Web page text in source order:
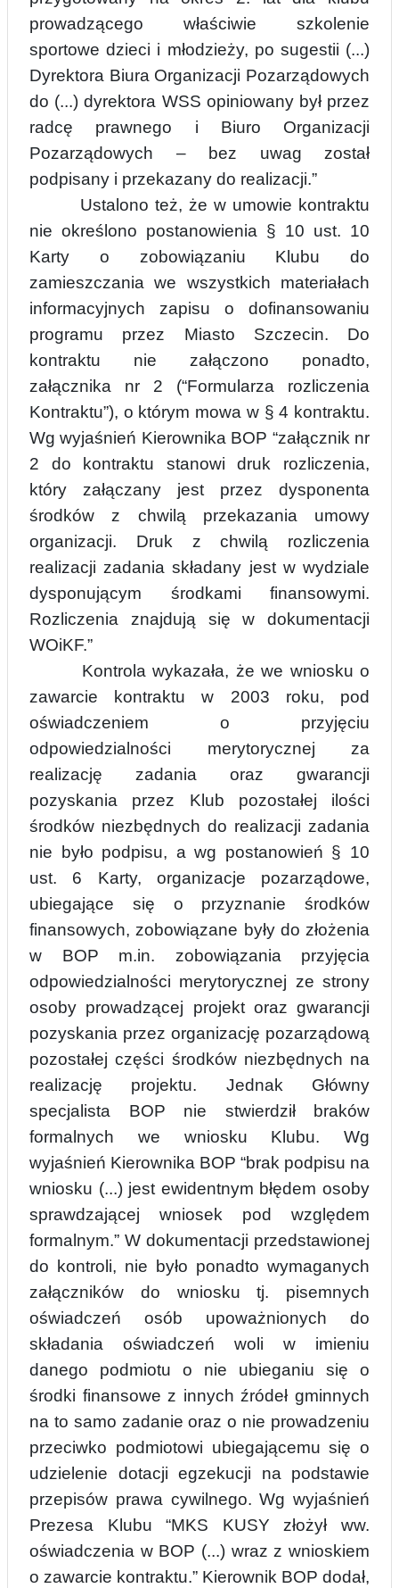
prowadzącego właściwie szkolenie
sportowe dzieci i młodzieży, po sugestii (...)
Dyrektora Biura Organizacji Pozarządowych
do (...) dyrektora WSS opiniowany był przez
radcę prawnego i Biuro Organizacji
Pozarządowych – bez uwag został
podpisany i przekazany do realizacji.”
Ustalono też, że w umowie kontraktu
nie określono postanowienia § 10 ust. 10
Karty o zobowiązaniu Klubu do
zamieszczania we wszystkich materiałach
informacyjnych zapisu o dofinansowaniu
programu przez Miasto Szczecin. Do
kontraktu nie załączono ponadto,
załącznika nr 2 (“Formularza rozliczenia
Kontraktu”), o którym mowa w § 4 kontraktu.
Wg wyjaśnień Kierownika BOP “załącznik nr
2 do kontraktu stanowi druk rozliczenia,
który załączany jest przez dysponenta
środków z chwilą przekazania umowy
organizacji. Druk z chwilą rozliczenia
realizacji zadania składany jest w wydziale
dysponującym środkami finansowymi.
Rozliczenia znajdują się w dokumentacji
WOiKF.”
Kontrola wykazała, że we wniosku o
zawarcie kontraktu w 2003 roku, pod
oświadczeniem o przyjęciu
odpowiedzialności merytorycznej za
realizację zadania oraz gwarancji
pozyskania przez Klub pozostałej ilości
środków niezbędnych do realizacji zadania
nie było podpisu, a wg postanowień § 10
ust. 6 Karty, organizacje pozarządowe,
ubiegające się o przyznanie środków
finansowych, zobowiązane były do złożenia
w BOP m.in. zobowiązania przyjęcia
odpowiedzialności merytorycznej ze strony
osoby prowadzącej projekt oraz gwarancji
pozyskania przez organizację pozarządową
pozostałej części środków niezbędnych na
realizację projektu. Jednak Główny
specjalista BOP nie stwierdził braków
formalnych we wniosku Klubu. Wg
wyjaśnień Kierownika BOP “brak podpisu na
wniosku (...) jest ewidentnym błędem osoby
sprawdzającej wniosek pod względem
formalnym.” W dokumentacji przedstawionej
do kontroli, nie było ponadto wymaganych
załączników do wniosku tj. pisemnych
oświadczeń osób upoważnionych do
składania oświadczeń woli w imieniu
danego podmiotu o nie ubieganiu się o
środki finansowe z innych źródeł gminnych
na to samo zadanie oraz o nie prowadzeniu
przeciwko podmiotowi ubiegającemu się o
udzielenie dotacji egzekucji na podstawie
przepisów prawa cywilnego. Wg wyjaśnień
Prezesa Klubu “MKS KUSY złożył ww.
oświadczenia w BOP (...) wraz z wnioskiem
o zawarcie kontraktu.” Kierownik BOP dodał,